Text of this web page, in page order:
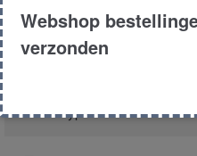
Motor type :
Webshop
verzonden